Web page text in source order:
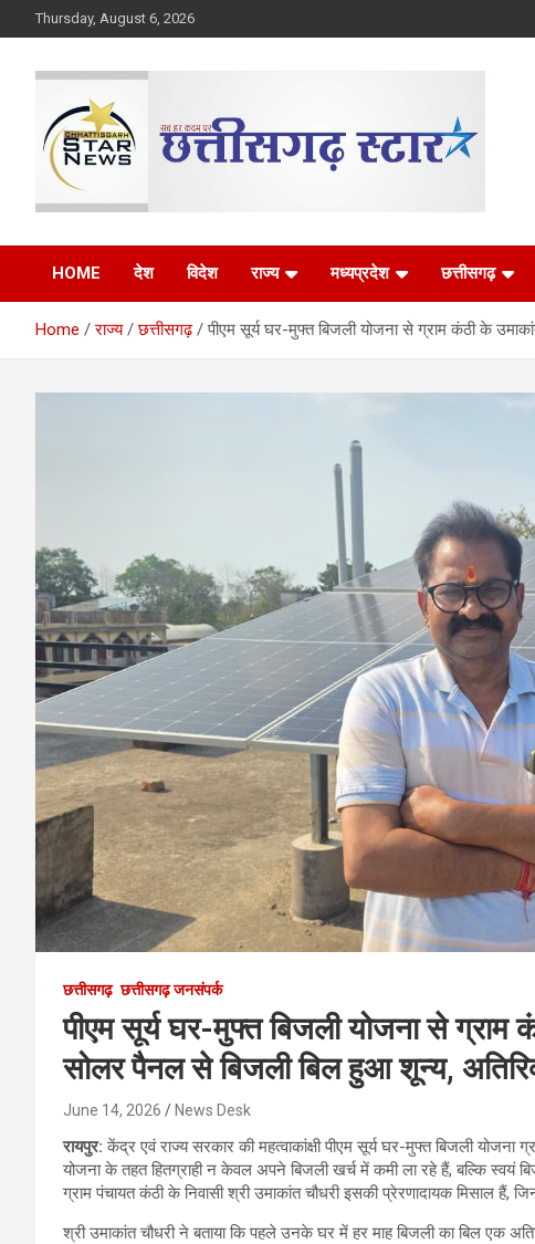
to
Thursday, August 6, 2026
Chhattisgarh Star
HOME देश विदेश राज्य मध्यप्रदेश छत्तीसगढ़
Home राज्य छत्तीसगढ़ पीएम सूर्य घर-मुफ्त बिजली योजना से ग्राम कंठी के
छत्तीसगढ़ छत्तीसगढ़ जनसंपर्क
पीएम सूर्य घर-मुफ्त बिजली योजना से ग्राम
सोलर पैनल से बिजली बिल हुआ शून्य,
June 14, 2026 News Desk
रायपुर:केंद्र एवं राज्य सरकार की महत्वाकांक्षी पीएम सूर्य घर-मुफ्त बिजली योजना
योजना के तहत हितग्राही न केवल अपने बिजली खर्च में कमी ला रहे हैं, बल्कि स्वयं
ग्राम पंचायत कंठी के निवासी श्री उमाकांत चौधरी इसकी प्रेरणादायक मिसाल हैं,
श्री उमाकांत चौधरी ने बताया कि पहले उनके घर में हर माह बिजली का बिल एक